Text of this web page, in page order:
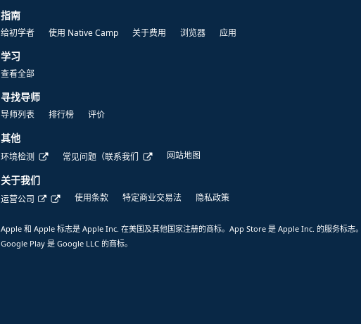
指南
给初学者 使用 Native Camp 关于费用 浏览器 应用
学习
查看全部
寻找导师
导师列表 排行榜 评价
其他
环境检测 常见问题（联系我们 网站地图
关于我们
运营公司 使用条款 特定商业交易法 隐私政策
Apple 和 Apple 标志是 Apple Inc. 在美国及其他国家注册的商标。App Store 是 Apple Inc. 的服务标志。
Google Play 是 Google LLC 的商标。